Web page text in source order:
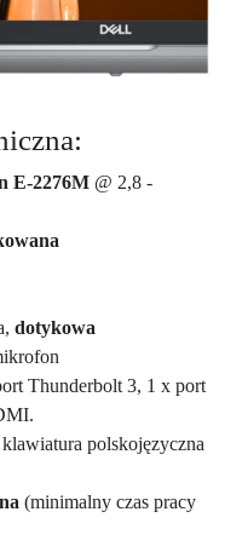
E-2276M @ 2,8 -
dotykowa
Thunderbolt 3, 1 x port
polskojęzyczna
(minimalny czas pracy